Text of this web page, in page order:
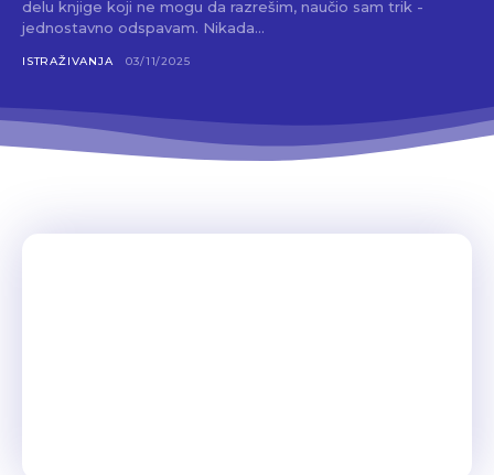
delu knjige koji ne mogu da razrešim, naučio sam trik -
jednostavno odspavam. Nikada...
ISTRAŽIVANJA 03/11/2025